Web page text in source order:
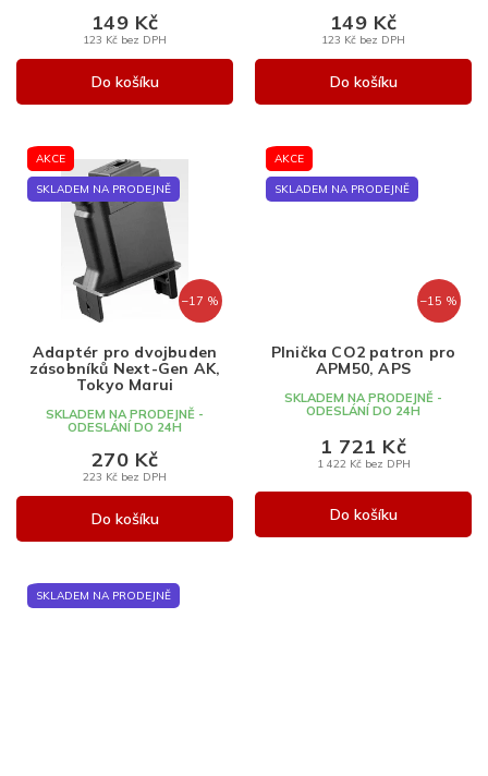
123 Kč bez DPH
149 Kč
Do košíku
123 Kč bez DPH
149 Kč
Do košíku
AKCE
SKLADEM NA PRODEJNĚ
–17 %
Adaptér pro dvojbuden
zásobníků Next-Gen AK,
Tokyo Marui
SKLADEM NA PRODEJNĚ -
ODESLÁNÍ DO 24H
223 Kč bez DPH
270 Kč
Do košíku
AKCE
SKLADEM NA PRODEJNĚ
–15 %
Plnička CO2 patron pro
APM50, APS
SKLADEM NA PRODEJNĚ -
ODESLÁNÍ DO 24H
1 422 Kč bez DPH
1 721 Kč
Do košíku
SKLADEM NA PRODEJNĚ